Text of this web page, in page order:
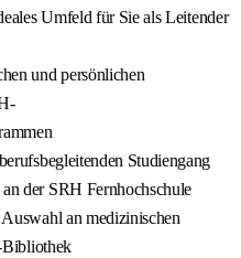
Umfeld für Sie als Leitender
und persönlichen
Studiengang
der SRH Fernhochschule
an medizinischen
Bibliothek